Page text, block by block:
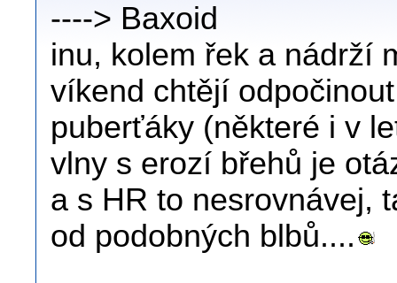
----> Baxoid
inu, kolem řek a nádrží
víkend chtějí
puberťáky (některé i v
vlny s erozí břehů je
a s HR to nesrovnávej,
od podobných blbů....